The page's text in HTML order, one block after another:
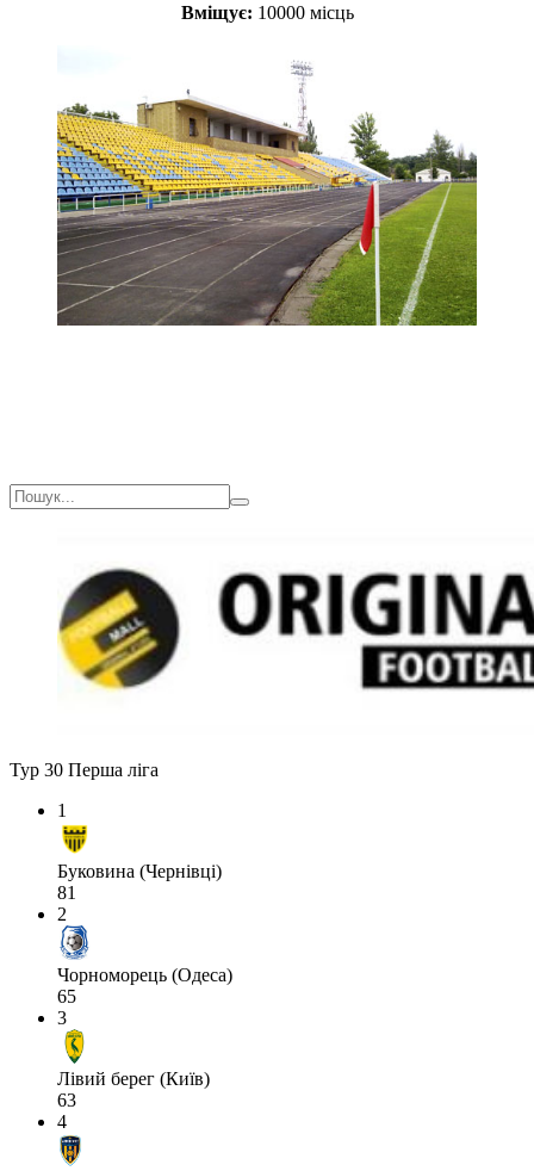
Вміщує: 10000 місць
Тур 30 Перша ліга
1
Буковина (Чернівці)
81
2
Чорноморець (Одеса)
65
3
Лівий берег (Київ)
63
4